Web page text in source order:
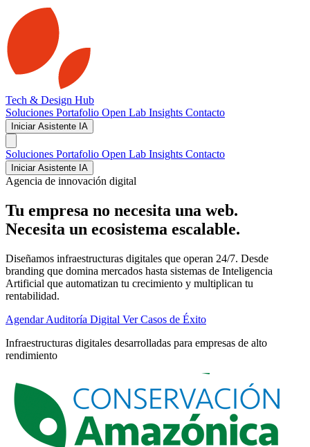
Tech & Design Hub
Soluciones Portafolio Open Lab Insights Contacto
Iniciar Asistente IA
Soluciones Portafolio Open Lab Insights Contacto
Iniciar Asistente IA
Agencia de innovación digital
Tu empresa no necesita una web.
Necesita un ecosistema escalable.
Diseñamos infraestructuras digitales que operan 24/7. Desde
branding que domina mercados hasta sistemas de Inteligencia
Artificial que automatizan tu crecimiento y multiplican tu
rentabilidad.
Agendar Auditoría Digital Ver Casos de Éxito
Infraestructuras digitales desarrolladas para empresas de alto
rendimiento